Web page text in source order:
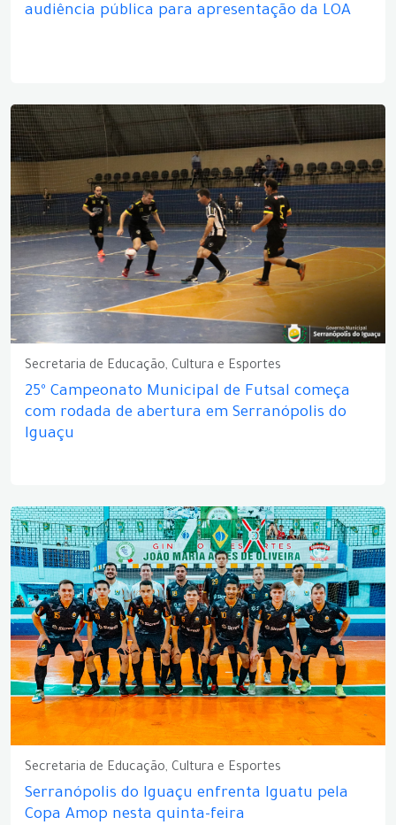
audiência pública para apresentação da LOA
Secretaria de Educação, Cultura e Esportes
25º Campeonato Municipal de Futsal começa
com rodada de abertura em Serranópolis do
Iguaçu
Secretaria de Educação, Cultura e Esportes
Serranópolis do Iguaçu enfrenta Iguatu pela
Copa Amop nesta quinta-feira